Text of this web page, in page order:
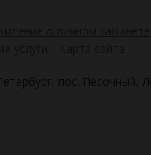
пос. Песочный,